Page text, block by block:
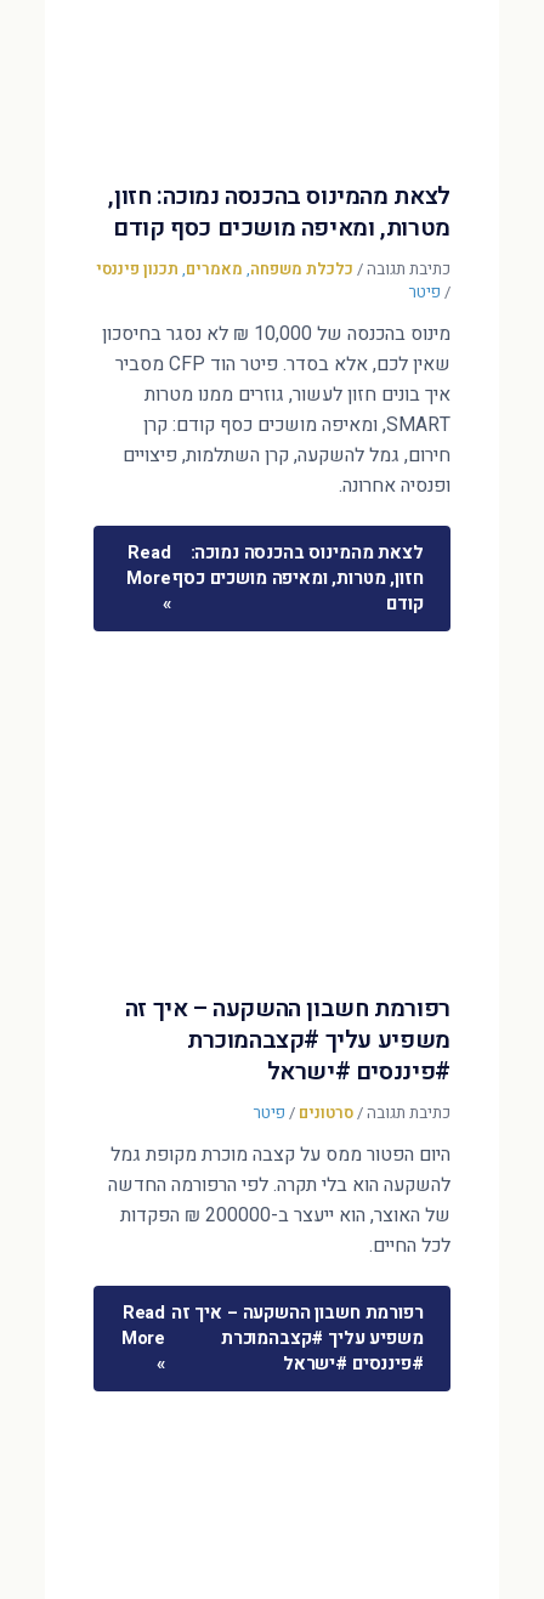
לצאת מהמינוס בהכנסה נמוכה: חזון,
מטרות, ומאיפה מושכים כסף קודם
כתיבת תגובה/ כלכלת משפחה, מאמרים, תכנון פיננסי
/ פיטר
מינוס בהכנסה של 10,000 ₪ לא נסגר בחיסכון
שאין לכם, אלא בסדר. פיטר הוד CFP מסביר
איך בונים חזון לעשור, גוזרים ממנו מטרות
SMART, ומאיפה מושכים כסף קודם: קרן
חירום, גמל להשקעה, קרן השתלמות, פיצויים
ופנסיה אחרונה.
לצאת מהמינוס בהכנסה נמוכה:
חזון, מטרות, ומאיפה מושכים כסף
קודם
Read
More
»
רפורמת חשבון ההשקעה – איך זה
משפיע עליך #קצבהמוכרת
#פיננסים #ישראל
כתיבת תגובה/סרטונים / פיטר
היום הפטור ממס על קצבה מוכרת מקופת גמל
להשקעה הוא בלי תקרה. לפי הרפורמה החדשה
של האוצר, הוא ייעצר ב-200000 ₪ הפקדות
לכל החיים.
רפורמת חשבון ההשקעה – איך זה
משפיע עליך #קצבהמוכרת
#פיננסים #ישראל
Read
More
»